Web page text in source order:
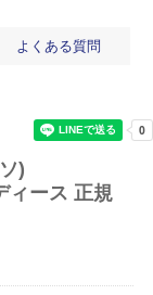
よくある質問
)
ィース 正規